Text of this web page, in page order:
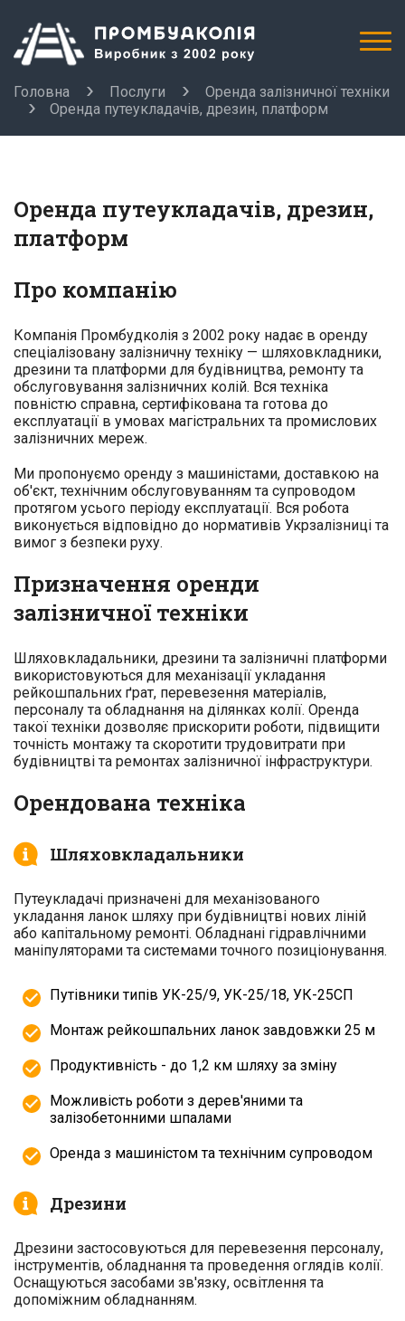
Головна Послуги
Оренда залізничної техніки
Оренда путеукладачів, дрезин, платформ
Оренда путеукладачів, дрезин,
платформ
Про компанію
Компанія Промбудколія з 2002 року надає в оренду
спеціалізовану залізничну техніку — шляховкладники,
дрезини та платформи для будівництва, ремонту та
обслуговування залізничних колій. Вся техніка
повністю справна, сертифікована та готова до
експлуатації в умовах магістральних та промислових
залізничних мереж.
Ми пропонуємо оренду з машиністами, доставкою на
об'єкт, технічним обслуговуванням та супроводом
протягом усього періоду експлуатації. Вся робота
виконується відповідно до нормативів Укрзалізниці та
вимог з безпеки руху.
Призначення оренди
залізничної техніки
Шляховкладальники, дрезини та залізничні платформи
використовуються для механізації укладання
рейкошпальних ґрат, перевезення матеріалів,
персоналу та обладнання на ділянках колії. Оренда
такої техніки дозволяє прискорити роботи, підвищити
точність монтажу та скоротити трудовитрати при
будівництві та ремонтах залізничної інфраструктури.
Орендована техніка
Шляховкладальники
Путеукладачі призначені для механізованого
укладання ланок шляху при будівництві нових ліній
або капітальному ремонті. Обладнані гідравлічними
маніпуляторами та системами точного позиціонування.
Путівники типів УК-25/9, УК-25/18, УК-25СП
Монтаж рейкошпальних ланок завдовжки 25 м
Продуктивність - до 1,2 км шляху за зміну
Можливість роботи з дерев'яними та
залізобетонними шпалами
Оренда з машиністом та технічним супроводом
Дрезини
Дрезини застосовуються для перевезення персоналу,
інструментів, обладнання та проведення оглядів колії.
Оснащуються засобами зв'язку, освітлення та
допоміжним обладнанням.